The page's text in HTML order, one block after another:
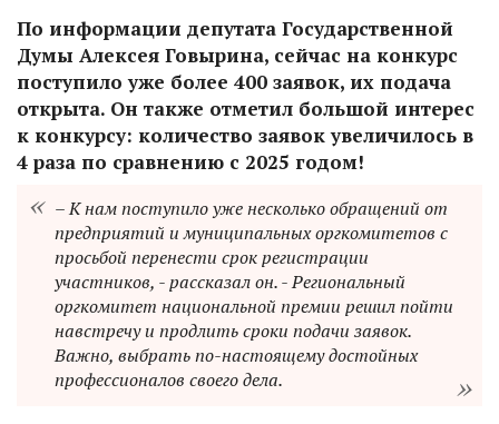
По информации депутата Государственной
Думы Алексея Говырина, сейчас на конкурс
поступило уже более 400 заявок, их подача
открыта. Он также отметил большой интерес
к конкурсу: количество заявок увеличилось в
4 раза по сравнению с 2025 годом!
– К нам поступило уже несколько обращений от
предприятий и муниципальных оргкомитетов с
просьбой перенести срок регистрации
участников, - рассказал он. - Региональный
оргкомитет национальной премии решил пойти
навстречу и продлить сроки подачи заявок.
Важно, выбрать по-настоящему достойных
профессионалов своего дела.